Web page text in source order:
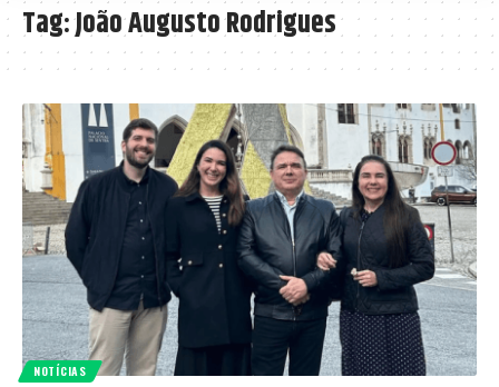
Tag:João Augusto Rodrigues
NOTÍCIAS